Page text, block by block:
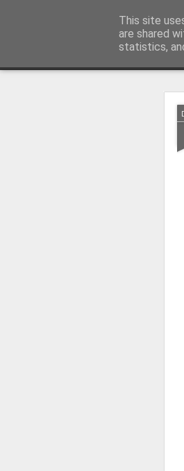
This site
are shared
statistics,
menos